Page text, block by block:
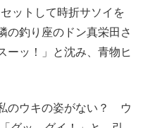
ットして時折サソイを
の釣り座のドン真栄田さ
ーッ！」と沈み、青物ヒ
のウキの姿がない？ ウ